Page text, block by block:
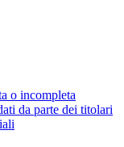
o incompleta
da parte dei titolari